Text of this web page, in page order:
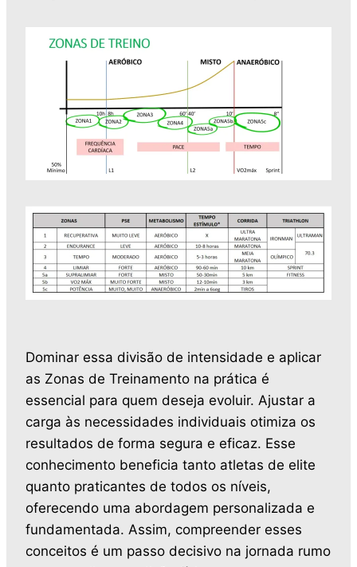
Dominar essa divisão de intensidade e aplicar
as Zonas de Treinamento na prática é
essencial para quem deseja evoluir. Ajustar a
carga às necessidades individuais otimiza os
resultados de forma segura e eficaz. Esse
conhecimento beneficia tanto atletas de elite
quanto praticantes de todos os níveis,
oferecendo uma abordagem personalizada e
fundamentada. Assim, compreender esses
conceitos é um passo decisivo na jornada rumo